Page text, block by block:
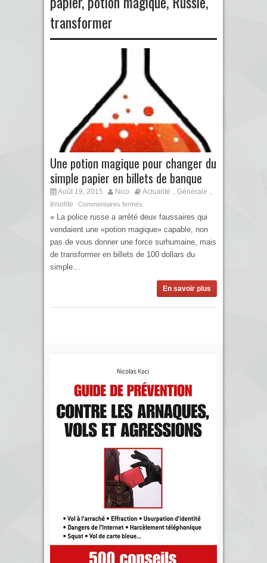
transformer
Une potion magique pour changer du
simple papier en billets de banque
Août 19, 2015 Nico Actualité , Générale ,
Insolite Commentaires fermés
« La police russe a arrêté deux faussaires qui
vendaient une «potion magique» capable, non
pas de vous donner une force surhumaine, mais
de transformer en billets de 100 dollars du
simple...
En savoir plus